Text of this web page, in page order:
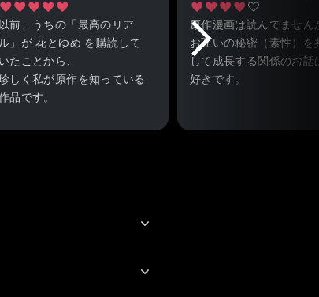
以前、うちの「最高のリア
ル」が 花とゆめ を購読して
いたことから、
しく私が原作を知っている
品です。
板の主題ではありますが、
声優陣の組合せ、そして何と
原作漫画は読んでません
お互いの秘密（素性）を
して成長する関係のお話
好きです。
ない達観したヒロインに